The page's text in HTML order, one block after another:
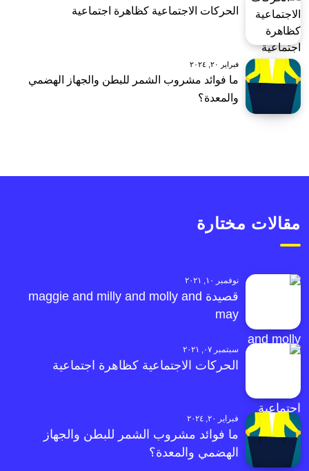
الحركات الاجتماعية كظاهرة اجتماعية
فبراير ٢٠, ٢٠٢٤
ما فوائد مشروب الشمر للبطن والجهاز الهضمي
والمعدة؟
مقالات مختارة
نوفمبر ١٠, ٢٠٢١
قصيدة maggie and milly and molly and
may
سبتمبر ٠٧, ٢٠٢١
الحركات الاجتماعية كظاهرة اجتماعية
فبراير ٢٠, ٢٠٢٤
ما فوائد مشروب الشمر للبطن والجهاز
الهضمي والمعدة؟